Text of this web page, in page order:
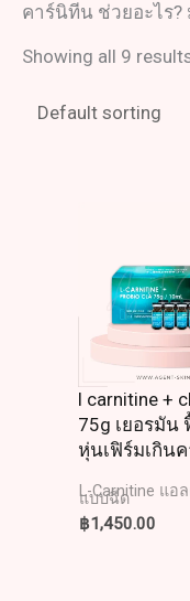
คาร์นิทีน ช่วยอะไร?
Showing all 9
l carnitine +
75g เยอรมัน
หุ่นเฟิร์มเกิน
L-Carnitine แอ
แบบฉีด
฿1,450.00